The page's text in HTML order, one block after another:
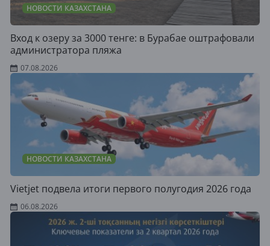
НОВОСТИ КАЗАХСТАНА
Вход к озеру за 3000 тенге: в Бурабае оштрафовали
администратора пляжа
07.08.2026
НОВОСТИ КАЗАХСТАНА
Vietjet подвела итоги первого полугодия 2026 года
06.08.2026